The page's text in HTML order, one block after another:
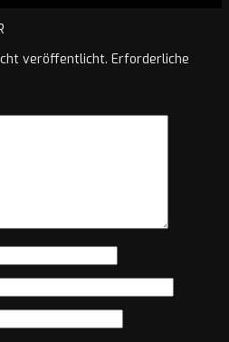
veröffentlicht. Erforderliche